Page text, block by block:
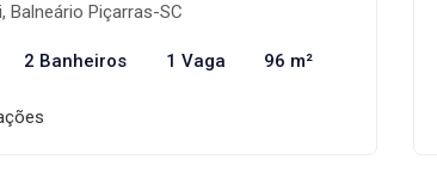
Balneário Piçarras-SC
2 Banheiros 1 Vaga 96 m²